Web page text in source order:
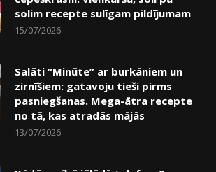
solim recepte sulīgam pildījumam
15/07/2026
Salāti “Minūte” ar burkāniem un
zirnīšiem: gatavoju tieši pirms
pasniegšanas. Mega-ātra recepte
no tā, kas atradās mājās
13/07/2026